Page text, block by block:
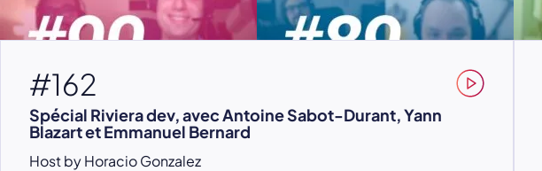
#162
Spécial Riviera dev, avec Antoine Sabot-Durant, Yann
Blazart et Emmanuel Bernard
Host by Horacio Gonzalez